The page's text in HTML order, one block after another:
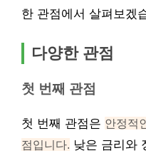
한 관점에서 살펴보겠
다양한 관점
첫 번째 관점
첫 번째 관점은 안정적
점입니다.
낮은 금리와